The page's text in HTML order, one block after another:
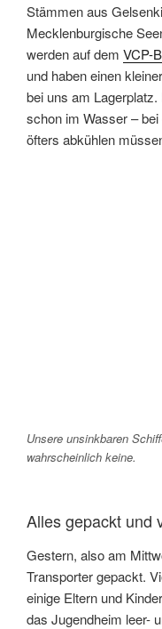
Stämmen aus
Mecklenburgische
werden auf dem VCP-
und haben einen
bei uns am
schon im Wasser –
öfters abkühlen
Unsere unsinkbaren
wahrscheinlich keine.
Alles gepackt und
Gestern, also am
Transporter gepackt.
einige Eltern und
das Jugendheim leer-